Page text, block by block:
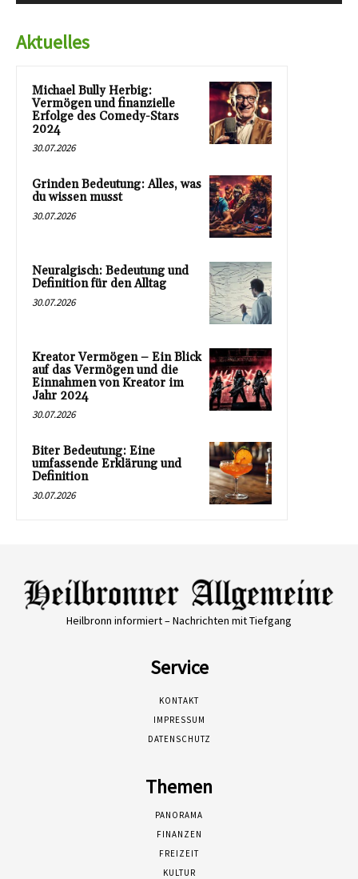
Aktuelles
Michael Bully Herbig:
Vermögen und finanzielle
Erfolge des Comedy-Stars
2024
30.07.2026
Grinden Bedeutung: Alles, was
du wissen musst
30.07.2026
Neuralgisch: Bedeutung und
Definition für den Alltag
30.07.2026
Kreator Vermögen – Ein Blick
auf das Vermögen und die
Einnahmen von Kreator im
Jahr 2024
30.07.2026
Biter Bedeutung: Eine
umfassende Erklärung und
Definition
30.07.2026
Heilbronn informiert – Nachrichten mit Tiefgang
Service
KONTAKT
IMPRESSUM
DATENSCHUTZ
Themen
PANORAMA
FINANZEN
FREIZEIT
KULTUR